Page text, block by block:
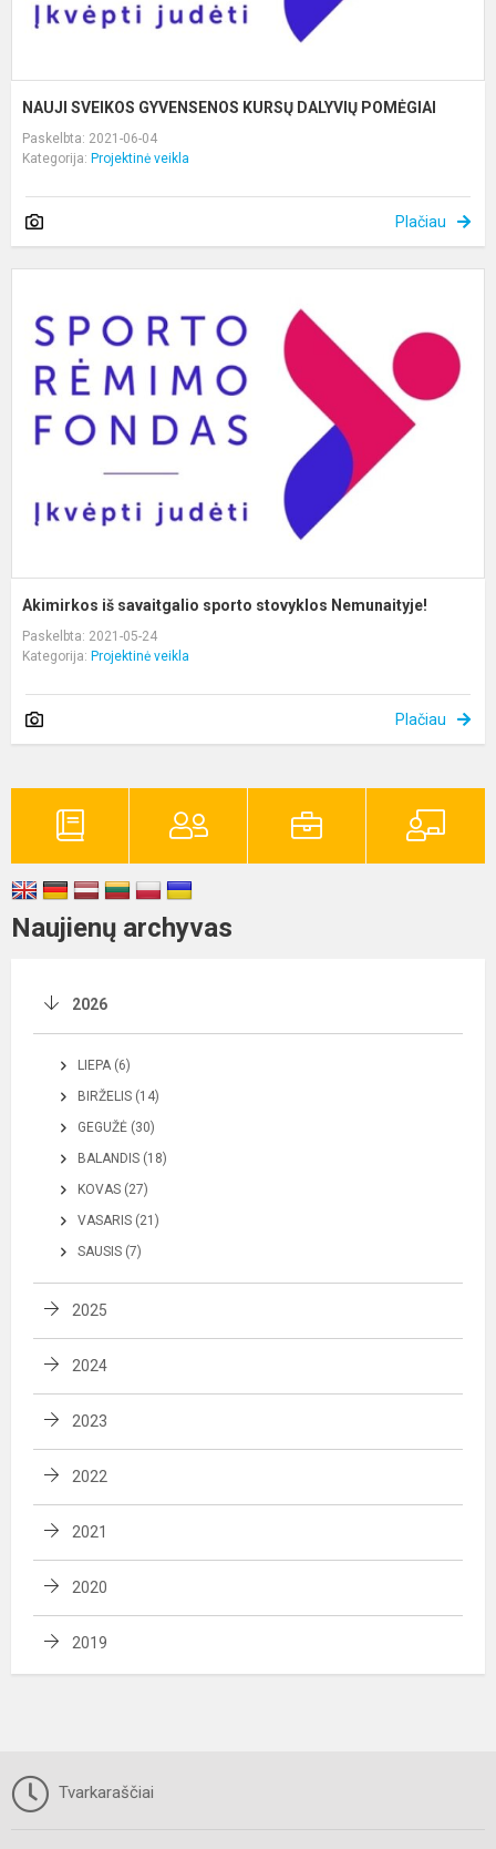
NAUJI SVEIKOS GYVENSENOS KURSŲ DALYVIŲ POMĖGIAI
Paskelbta: 2021-06-04
Kategorija: Projektinė veikla
Plačiau
Akimirkos iš savaitgalio sporto stovyklos Nemunaityje!
Paskelbta: 2021-05-24
Kategorija: Projektinė veikla
Plačiau
Naujienų archyvas
2026
LIEPA (6)
BIRŽELIS (14)
GEGUŽĖ (30)
BALANDIS (18)
KOVAS (27)
VASARIS (21)
SAUSIS (7)
2025
2024
2023
2022
2021
2020
2019
Tvarkaraščiai